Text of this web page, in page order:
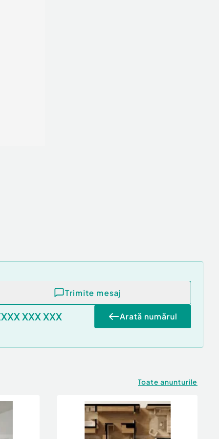
Trimite mesaj
XXX XXX Arată numărul
Toate anunturile